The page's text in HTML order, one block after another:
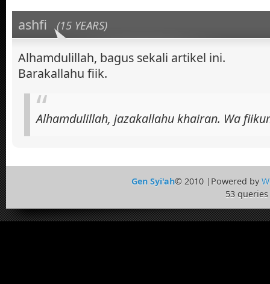
ashfi (15 YEARS)
Alhamdulillah, bagus sekali artikel ini.
Barakallahu fiik.
Alhamdulillah, jazakallahu khairan. Wa
Gen Syi'ah© 2010 |Powered by
53